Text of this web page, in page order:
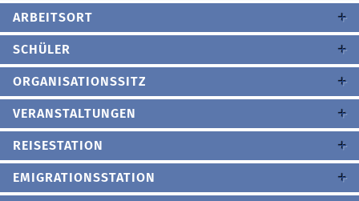
ARBEITSORT
SCHÜLER
ORGANISATIONSSITZ
VERANSTALTUNGEN
REISESTATION
EMIGRATIONSSTATION